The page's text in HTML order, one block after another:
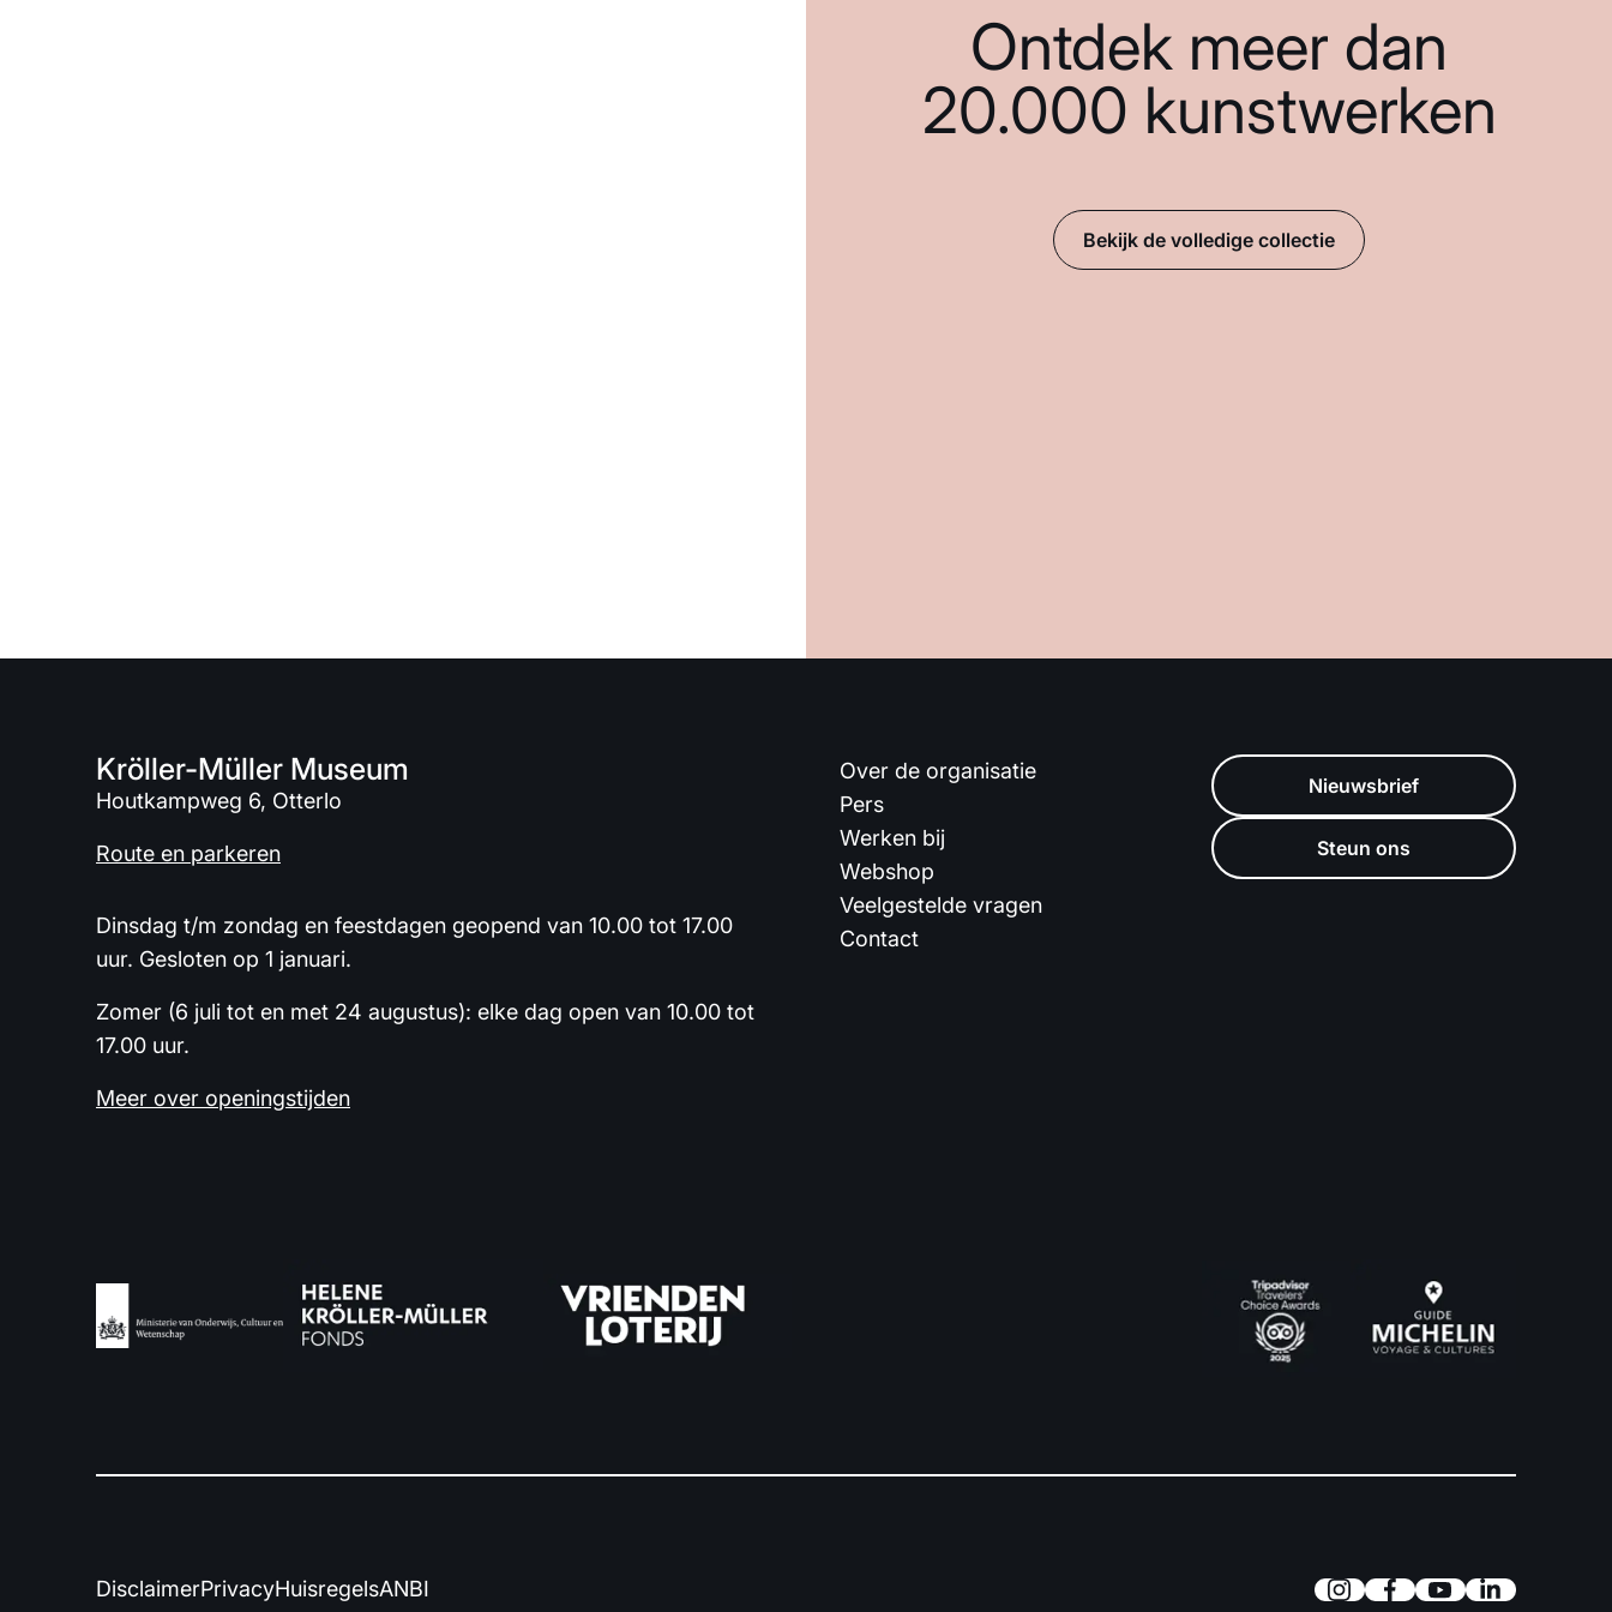
Ontdek meer dan
20.000 kunstwerken
Bekijk de volledige collectie
Kröller-Müller Museum
Houtkampweg 6, Otterlo
Route en parkeren
Dinsdag t/m zondag en feestdagen geopend van 10.00 tot 17.00
uur. Gesloten op 1 januari.
Zomer (6 juli tot en met 24 augustus): elke dag open van 10.00 tot
17.00 uur.
Meer over openingstijden
Over de organisatie
Pers
Werken bij
Webshop
Veelgestelde vragen
Contact
Nieuwsbrief
Steun ons
DisclaimerPrivacyHuisregelsANBI